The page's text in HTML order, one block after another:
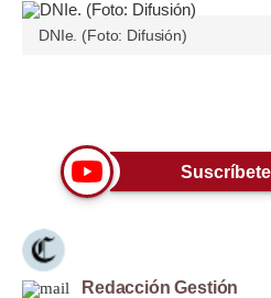
Plus G
Pregunta de hoy
Blogs
Tendencias
Lujo
DNIe. (Foto: Difusión)
Redacción Gestión